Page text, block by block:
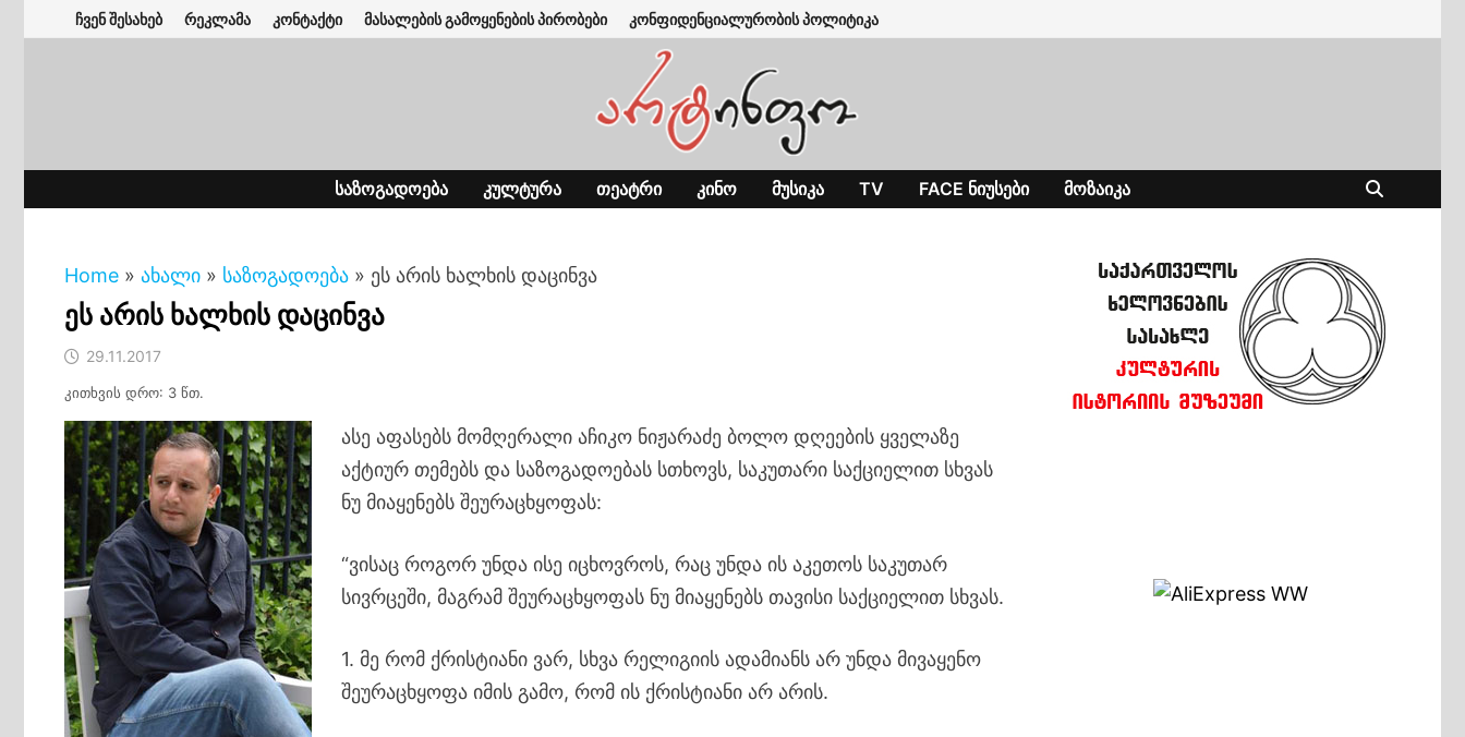
to
ჩვენ შესახებ რეკლამა კონტაქტი მასალების გამოყენების პირობები კონფიდენციალურობის პოლიტიკა
ᲡᲐᲖᲝᲒᲐᲓᲝᲔᲑᲐ ᲙᲣᲚᲢᲣᲠᲐ ᲗᲔᲐᲢᲠᲘ ᲙᲘᲜᲝ ᲛᲣᲡᲘᲙᲐ TV FACE ᲜᲘᲣᲡᲔᲑᲘ ᲛᲝᲖᲐᲘᲙᲐ
Home » ახალი » საზოგადოება » ეს არის ხალხის დაცინვა
ეს არის ხალხის დაცინვა
29.11.2017
კითხვის დრო: 3 წთ.
ასე აფასებს მომღერალი აჩიკო ნიჟარაძე ბოლო დღეების ყველაზე
აქტიურ თემებს და საზოგადოებას სთხოვს, საკუთარი საქციელით სხვას
ნუ მიაყენებს შეურაცხყოფას:
“ვისაც როგორ უნდა ისე იცხოვროს, რაც უნდა ის აკეთოს საკუთარ
სივრცეში, მაგრამ შეურაცხყოფას ნუ მიაყენებს თავისი საქციელით სხვას.
1. მე რომ ქრისტიანი ვარ, სხვა რელიგიის ადამიანს არ უნდა მივაყენო
შეურაცხყოფა იმის გამო, რომ ის ქრისტიანი არ არის.